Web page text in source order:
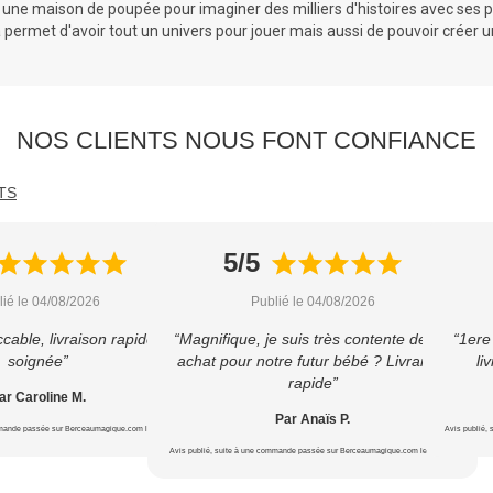
maison de poupée pour imaginer des milliers d'histoires avec ses
d'avoir tout un univers pour jouer mais aussi de pouvoir créer
NOS CLIENTS NOUS FONT CONFIANCE
le 04/08/2026
livraison rapide et
soignée”
Caroline M.
passée sur Berceaumagique.com le 22/07/2026
5/5
Publié le 04/08/2026
“Magnifique, je suis très contente de cet
achat pour notre futur bébé ? Livraison
rapide”
Par Anaïs P.
Avis publié, suite à une commande passée sur Berceaumagique.com le 16/07/2026
Avis publié,